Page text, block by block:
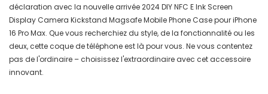
déclaration avec la nouvelle arrivée 2024 DIY NFC E Ink Screen
Display Camera Kickstand Magsafe Mobile Phone Case pour iPhone
16 Pro Max. Que vous recherchiez du style, de la fonctionnalité ou les
deux, cette coque de téléphone est là pour vous. Ne vous contentez
pas de l'ordinaire – choisissez l'extraordinaire avec cet accessoire
innovant.